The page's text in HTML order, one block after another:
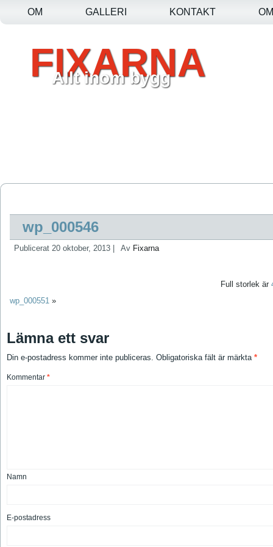
OM GALLERI KONTAKT
FIXARNA
Allt inom bygg
wp_000546
Publicerat 20 oktober, 2013 Av Fixarna
Full storlek är
wp_000551 »
Lämna ett svar
Din e-postadress kommer inte publiceras. Obligatoriska fält är märkta *
Kommentar *
Namn
E-postadress